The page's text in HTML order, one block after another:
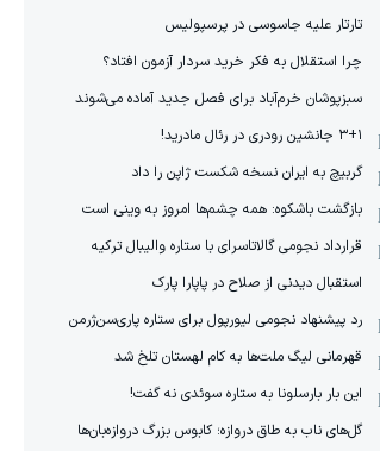
تارتار علیه جاسوسی در پرسپولیس
چرا استقلال به فکر خرید سردار آزمون افتاد؟
سبزپوشان خرم‌آباد برای فصل جدید آماده می‌شوند
۳+۱ جانشین رودری در رئال مادرید!
گربیچ به ایران نسخه شکست ژاپن را داد
بازگشت باشکوه: همه چشم‌ها امروز به وینی است
قرارداد نجومی گالاتاسرای با ستاره والیبال ترکیه
استقبال دیدنی از صلاح در پاپارا پارک
رد پیشنهاد نجومی لیورپول برای ستاره پاری‌سن‌ژرمن
قهرمانی لیگ ملت‌ها به کام لهستان تلخ شد
این بار بارسلونا به ستاره سوئدی نه گفت!
گل‌های ناب به طاق دروازه؛ کابوس بزرگ دروازه‌بان‌ها